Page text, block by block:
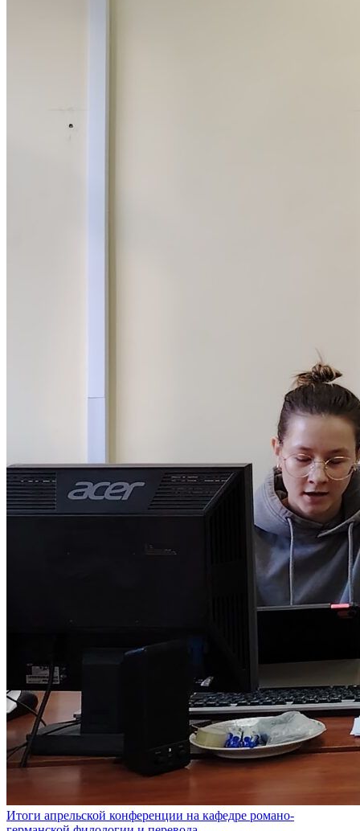
Итоги апрельской конференции на кафедре романо-